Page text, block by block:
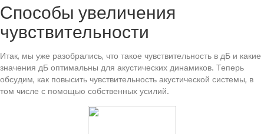
Способы увеличения
чувствительности
Итак, мы уже разобрались, что такое чувствительность в дБ и какие
значения дБ оптимальны для акустических динамиков. Теперь
обсудим, как повысить чувствительность акустической системы, в
том числе с помощью собственных усилий.